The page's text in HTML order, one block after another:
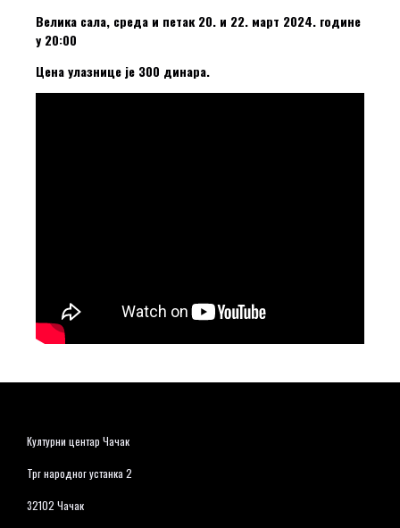
Велика сала, среда и петак 20. и 22. март 2024. године
у 20:00
Цена улазнице је 300 динара.
Културни центар Чачак
Трг народног устанка 2
32102 Чачак